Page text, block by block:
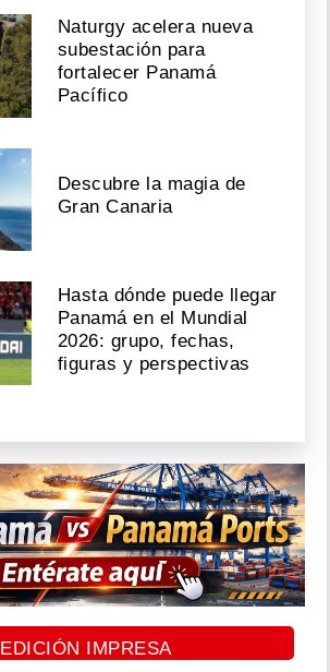
Naturgy acelera nueva
subestación para
fortalecer Panamá
Pacífico
Descubre la magia de
Gran Canaria
Hasta dónde puede llegar
Panamá en el Mundial
2026: grupo, fechas,
figuras y perspectivas
EDICIÓN IMPRESA